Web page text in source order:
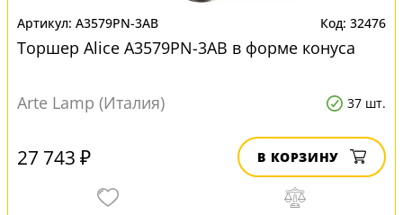
A3579PN-3AB 32476
Торшер Alice A3579PN-3AB в форме конуса
Arte Lamp (Италия) 37 шт.
27 743 ₽ В КОРЗИНУ